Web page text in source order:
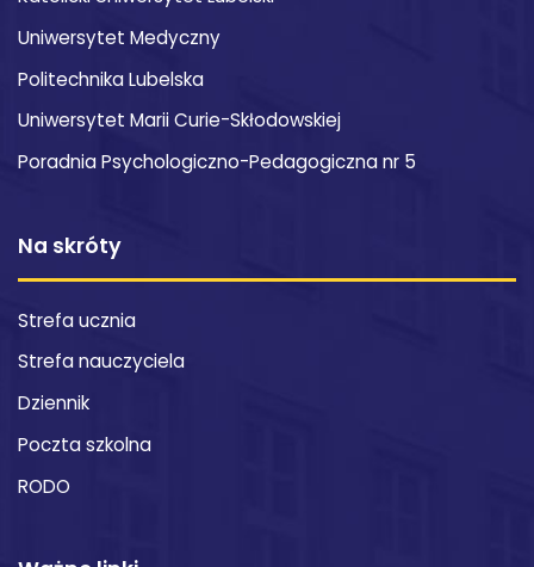
Uniwersytet Medyczny
Politechnika Lubelska
Uniwersytet Marii Curie-Skłodowskiej
Poradnia Psychologiczno-Pedagogiczna nr 5
Na skróty
Strefa ucznia
Strefa nauczyciela
Dziennik
Poczta szkolna
RODO